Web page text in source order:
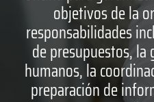
objetivos de la
responsabilidades
de presupuestos, la
humanos, la
preparación de